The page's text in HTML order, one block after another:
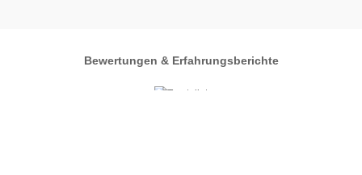
Bewertungen & Erfahrungsberichte